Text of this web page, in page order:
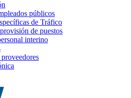
públicos
de Tráfico
de puestos
interino